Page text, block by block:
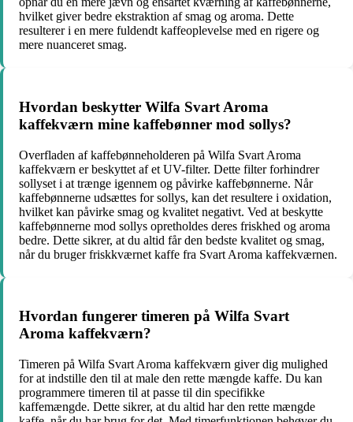
hvilket giver bedre ekstraktion af smag og aroma. Dette
resulterer i en mere fuldendt kaffeoplevelse med en rigere og
mere nuanceret smag.
Hvordan beskytter Wilfa Svart Aroma
kaffekværn mine kaffebønner mod sollys?
Overfladen af kaffebønneholderen på Wilfa Svart Aroma
kaffekværn er beskyttet af et UV-filter. Dette filter forhindrer
sollyset i at trænge igennem og påvirke kaffebønnerne. Når
kaffebønnerne udsættes for sollys, kan det resultere i oxidation,
hvilket kan påvirke smag og kvalitet negativt. Ved at beskytte
kaffebønnerne mod sollys opretholdes deres friskhed og aroma
bedre. Dette sikrer, at du altid får den bedste kvalitet og smag,
når du bruger friskkværnet kaffe fra Svart Aroma kaffekværnen.
Hvordan fungerer timeren på Wilfa Svart
Aroma kaffekværn?
Timeren på Wilfa Svart Aroma kaffekværn giver dig mulighed
for at indstille den til at male den rette mængde kaffe. Du kan
programmere timeren til at passe til din specifikke
kaffemængde. Dette sikrer, at du altid har den rette mængde